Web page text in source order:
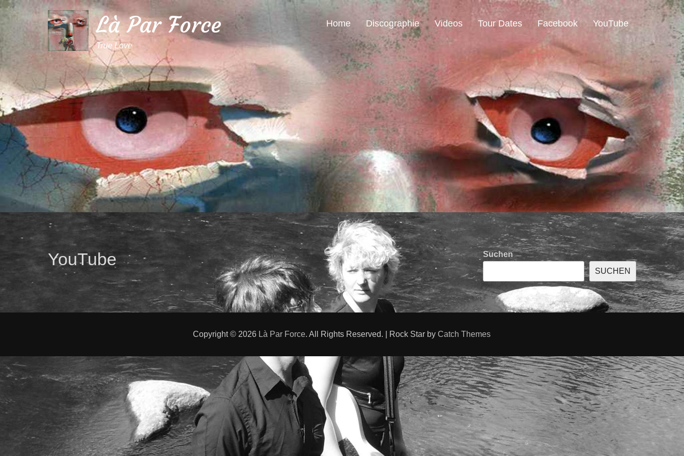
Là Par Force
True Love
Home Discographie Videos Tour Dates Facebook YouTube
YouTube
Suchen
SUCHEN
Copyright © 2026 Là Par Force. All Rights Reserved. | Rock Star byCatch Themes